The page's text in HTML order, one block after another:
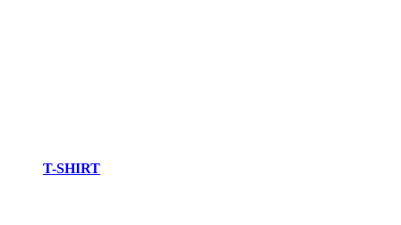
T-SHIRT